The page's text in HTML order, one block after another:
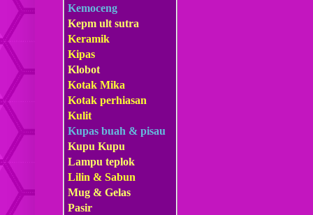
Kemoceng
Kepm ult sutra
Keramik
Kipas
Klobot
Kotak Mika
Kotak perhiasan
Kulit
Kupas buah & pisau
Kupu Kupu
Lampu teplok
Lilin & Sabun
Mug & Gelas
Pasir